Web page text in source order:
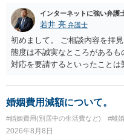
インターネットに強い弁護
若井 亮 弁護士
初めまして。 ご相談内容を拝
態度は不誠実なところがある
対応を要請するといったこと
婚姻費用減額について。
#婚姻費用(別居中の生活費など) #離
2026年8月8日